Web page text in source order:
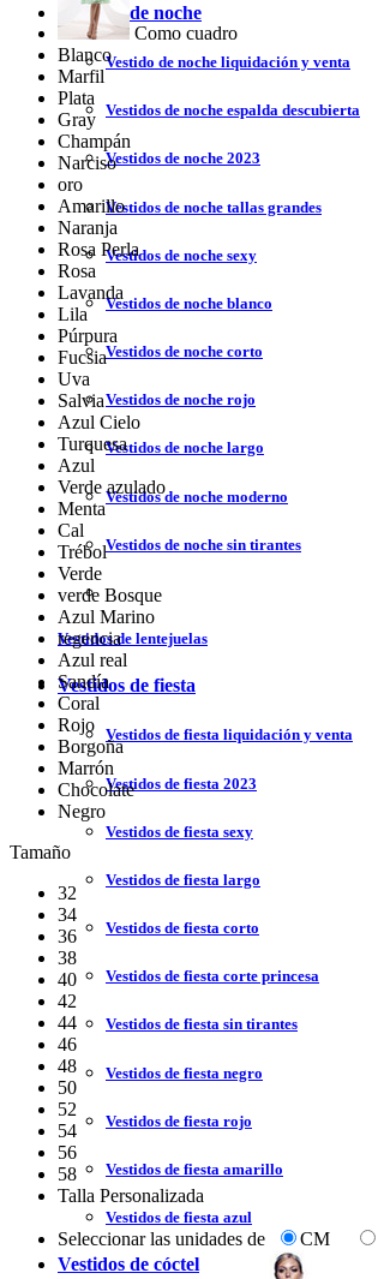
Vestidos de noche
Vestido de noche liquidación y venta
Vestidos de noche espalda descubierta
Vestidos de noche 2023
Vestidos de noche tallas grandes
Vestidos de noche sexy
Vestidos de noche blanco
Vestidos de noche corto
Vestidos de noche rojo
Vestidos de noche largo
Vestidos de noche moderno
Vestidos de noche sin tirantes
Vestidos de lentejuelas
Vestidos de fiesta
Vestidos de fiesta liquidación y venta
Vestidos de fiesta 2023
Vestidos de fiesta sexy
Vestidos de fiesta largo
Vestidos de fiesta corto
Vestidos de fiesta corte princesa
Vestidos de fiesta sin tirantes
Vestidos de fiesta negro
Vestidos de fiesta rojo
Vestidos de fiesta amarillo
Vestidos de fiesta azul
Vestidos de cóctel
Como cuadro
Blanco
Marfil
Plata
Gray
Champán
Narciso
oro
Amarillo
Naranja
Rosa Perla
Rosa
Lavanda
Lila
Púrpura
Fucsia
Uva
Salvia
Azul Cielo
Turquesa
Azul
Verde azulado
Menta
Cal
Trébol
Verde
verde Bosque
Azul Marino
regencia
Azul real
Sandía
Coral
Rojo
Borgoña
Marrón
Chocolate
Negro
Tamaño
32
34
36
38
40
42
44
46
48
50
52
54
56
58
Talla Personalizada
Seleccionar las unidades de CM